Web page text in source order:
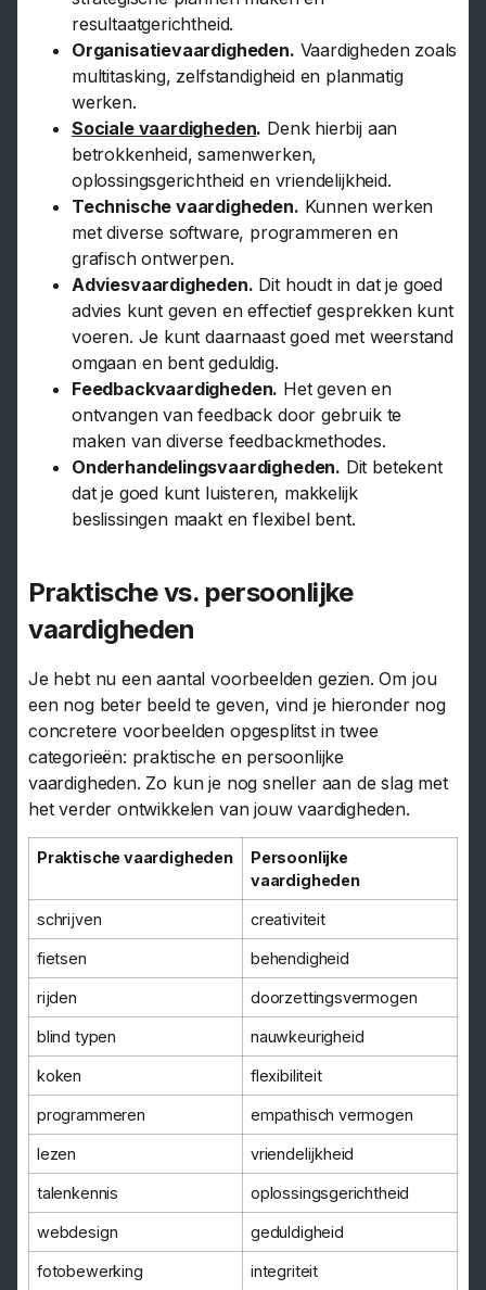
resultaatgerichtheid.
Organisatievaardigheden. Vaardigheden zoals
multitasking, zelfstandigheid en planmatig
werken.
Sociale vaardigheden. Denk hierbij aan
betrokkenheid, samenwerken,
oplossingsgerichtheid en vriendelijkheid.
Technische vaardigheden. Kunnen werken
met diverse software, programmeren en
grafisch ontwerpen.
Adviesvaardigheden. Dit houdt in dat je goed
advies kunt geven en effectief gesprekken kunt
voeren. Je kunt daarnaast goed met weerstand
omgaan en bent geduldig.
Feedbackvaardigheden. Het geven en
ontvangen van feedback door gebruik te
maken van diverse feedbackmethodes.
Onderhandelingsvaardigheden. Dit betekent
dat je goed kunt luisteren, makkelijk
beslissingen maakt en flexibel bent.
Praktische vs. persoonlijke
vaardigheden
Je hebt nu een aantal voorbeelden gezien. Om jou
een nog beter beeld te geven, vind je hieronder nog
concretere voorbeelden opgesplitst in twee
categorieën: praktische en persoonlijke
vaardigheden. Zo kun je nog sneller aan de slag met
het verder ontwikkelen van jouw vaardigheden.
Praktische vaardigheden
Persoonlijke
vaardigheden
schrijven creativiteit
fietsen behendigheid
rijden doorzettingsvermogen
blind typen nauwkeurigheid
koken flexibiliteit
programmeren empathisch vermogen
lezen vriendelijkheid
talenkennis oplossingsgerichtheid
webdesign geduldigheid
fotobewerking integriteit